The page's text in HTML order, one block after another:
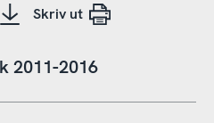
Skriv ut
2011-2016